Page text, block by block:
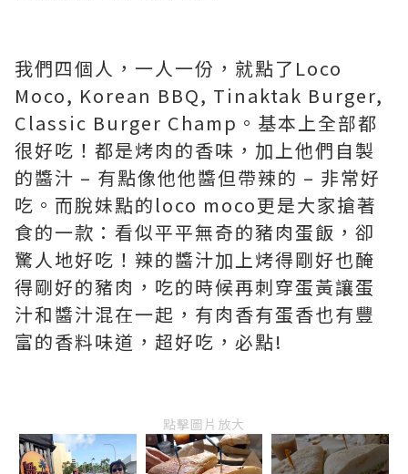
我們四個人，一人一份，就點了Loco
Moco, Korean BBQ, Tinaktak Burger,
Classic Burger Champ。基本上全部都
很好吃！都是烤肉的香味，加上他們自製
的醬汁 – 有點像他他醬但帶辣的 – 非常好
吃。而脫妹點的loco moco更是大家搶著
食的一款：看似平平無奇的豬肉蛋飯，卻
驚人地好吃！辣的醬汁加上烤得剛好也醃
得剛好的豬肉，吃的時候再刺穿蛋黃讓蛋
汁和醬汁混在一起，有肉香有蛋香也有豐
富的香料味道，超好吃，必點!
點擊圖片放大